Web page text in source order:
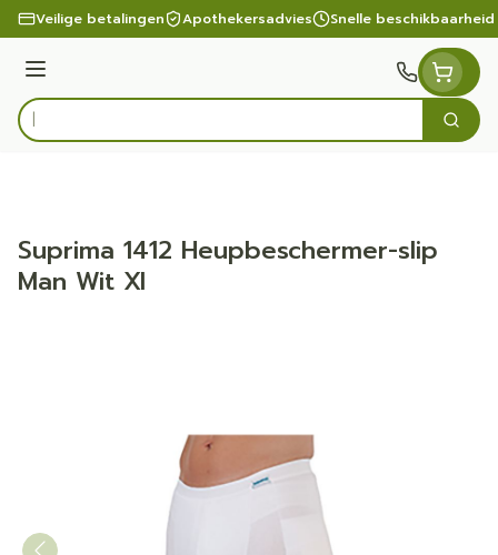
Ga naar de inhoud
Veilige betalingen Apothekersadvies Snelle beschikbaarheid
Menu
Product, merk, categorie...
Zoek
Suprima 1412 Heupbeschermer-slip
Man Wit Xl